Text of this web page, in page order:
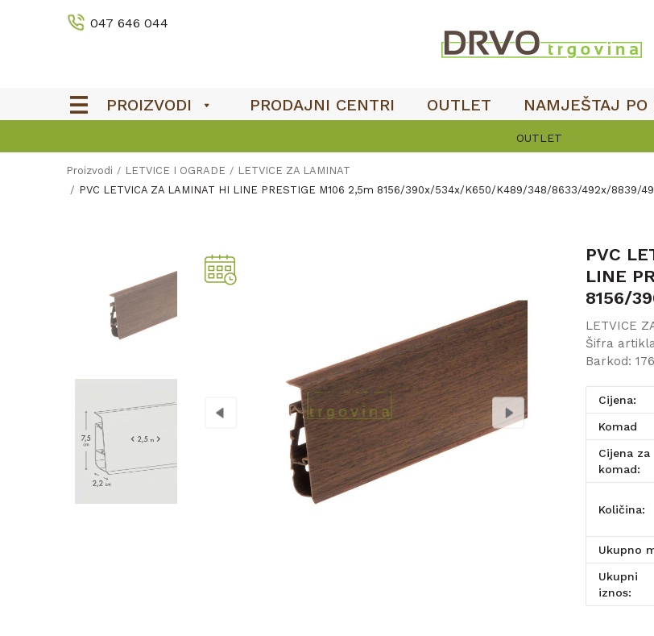
047 646 044
PROIZVODI PRODAJNI CENTRI OUTLET NAMJEŠTAJ PO
OUTLET
Proizvodi LETVICE I OGRADE
LETVICE ZA LAMINAT
PVC LETVICA ZA LAMINAT HI LINE PRESTIGE M106 2,5m 8156/390x/534x/K650/K489/348/8633/492x/8839/
PVC
LINE
8156/
LETVICE
Šifra
Barkod:
Cijena:
komad
Cijena za
komad:
Količina:
Ukupno
Ukupni
iznos: